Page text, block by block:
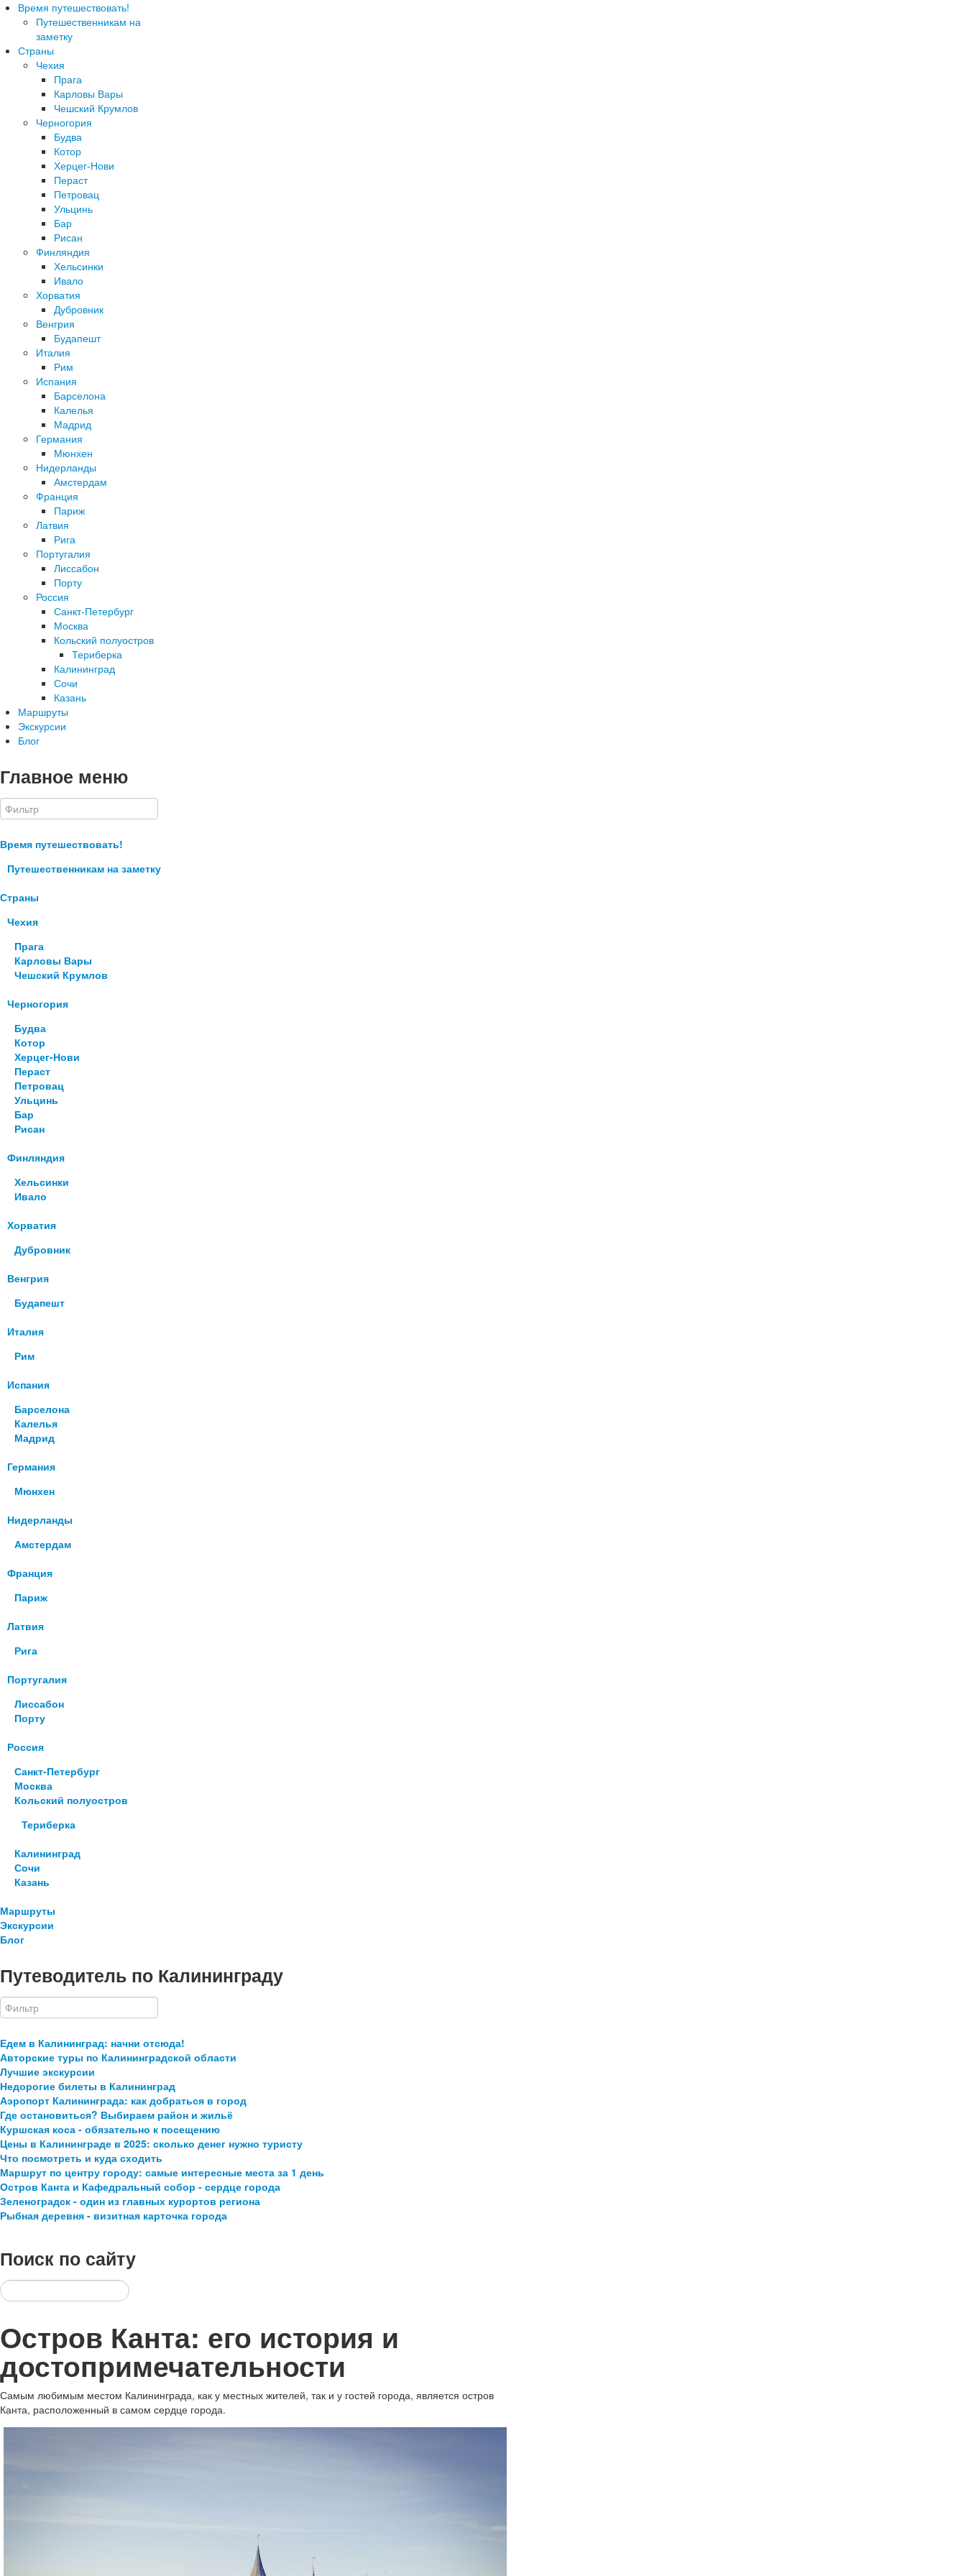
Время путешествовать!
Путешественникам на
заметку
Страны
Чехия
Прага
Карловы Вары
Чешский Крумлов
Черногория
Будва
Котор
Херцег-Нови
Пераст
Петровац
Ульцинь
Бар
Рисан
Финляндия
Хельсинки
Ивало
Хорватия
Дубровник
Венгрия
Будапешт
Италия
Рим
Испания
Барселона
Калелья
Мадрид
Германия
Мюнхен
Нидерланды
Амстердам
Франция
Париж
Латвия
Рига
Португалия
Лиссабон
Порту
Россия
Санкт-Петербург
Москва
Кольский полуостров
Териберка
Калининград
Сочи
Казань
Маршруты
Экскурсии
Блог
Главное меню
Время путешествовать!
Путешественникам на заметку
Страны
Чехия
Прага
Карловы Вары
Чешский Крумлов
Черногория
Будва
Котор
Херцег-Нови
Пераст
Петровац
Ульцинь
Бар
Рисан
Финляндия
Хельсинки
Ивало
Хорватия
Дубровник
Венгрия
Будапешт
Италия
Рим
Испания
Барселона
Калелья
Мадрид
Германия
Мюнхен
Нидерланды
Амстердам
Франция
Париж
Латвия
Рига
Португалия
Лиссабон
Порту
Россия
Санкт-Петербург
Москва
Кольский полуостров
Териберка
Калининград
Сочи
Казань
Маршруты
Экскурсии
Блог
Путеводитель по Калининграду
Едем в Калининград: начни отсюда!
Авторские туры по Калининградской области
Лучшие экскурсии
Недорогие билеты в Калининград
Аэропорт Калининграда: как добраться в город
Где остановиться? Выбираем район и жильё
Куршская коса - обязательно к посещению
Цены в Калининграде в 2025: сколько денег нужно туристу
Что посмотреть и куда сходить
Маршрут по центру городу: самые интересные места за 1 день
Остров Канта и Кафедральный собор - сердце города
Зеленоградск - один из главных курортов региона
Рыбная деревня - визитная карточка города
Поиск по сайту
Остров Канта: его история и
достопримечательности
Самым любимым местом Калининграда, как у местных жителей, так и у гостей города, является остров
Канта, расположенный в самом сердце города.